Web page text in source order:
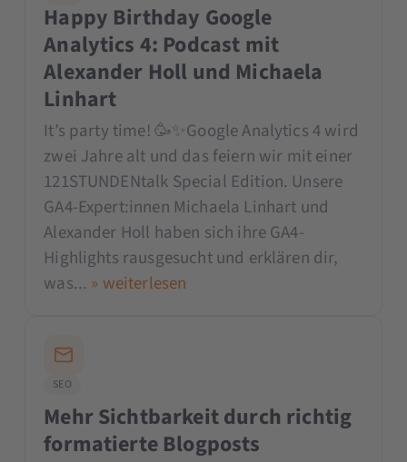
Happy Birthday Google
Analytics 4: Podcast mit
Alexander Holl und Michaela
Linhart
It’s party time! 🥳✨Google Analytics 4 wird
zwei Jahre alt und das feiern wir mit einer
121STUNDENtalk Special Edition. Unsere
GA4-Expert:innen Michaela Linhart und
Alexander Holl haben sich ihre GA4-
Highlights rausgesucht und erklären dir,
was... » weiterlesen
SEO
Mehr Sichtbarkeit durch richtig
formatierte Blogposts